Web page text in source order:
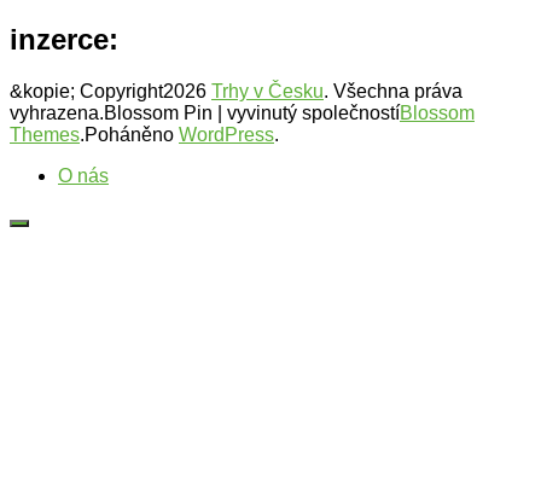
inzerce:
&kopie; Copyright2026 Trhy v Česku. Všechna práva
vyhrazena.Blossom Pin | vyvinutý společnostíBlossom
Themes.Poháněno WordPress.
O nás